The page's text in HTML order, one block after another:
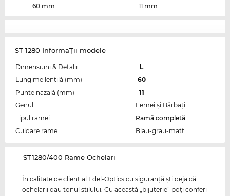
60 mm
11 mm
ST 1280 InformaŢii modele
Dimensiuni & Detalii
L
Lungime lentilă (mm)
60
Punte nazală (mm)
11
Genul
Femei şi Bărbaţi
Tipul ramei
Ramă completă
Culoare rame
Blau-grau-matt
‌ST1280/400 Rame Ochelari
În calitate de client al Edel-Optics cu siguranţă şti deja că
ochelarii dau tonul stilului. Cu această „bijuterie” poţi conferi